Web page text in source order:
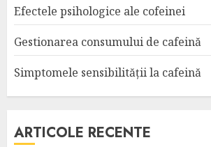
Efectele psihologice ale cofeinei
Gestionarea consumului de cafeină
Simptomele sensibilității la cafeină
ARTICOLE RECENTE